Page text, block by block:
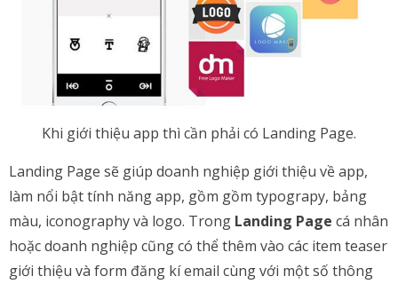
Khi giới thiệu app thì cần phải có Landing Page.
Landing Page sẽ giúp doanh nghiệp giới thiệu về app,
làm nổi bật tính năng app, gồm gồm typograpy, bảng
màu, iconography và logo. Trong Landing Page cá nhân
hoặc doanh nghiệp cũng có thể thêm vào các item teaser
giới thiệu và form đăng kí email cùng với một số thông